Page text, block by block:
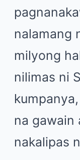
nalamang
milyong
nilimas ni
na gawain
nakalipas